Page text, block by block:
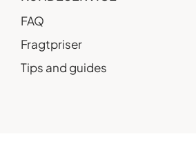
FAQ
Fragtpriser
Tips and guides